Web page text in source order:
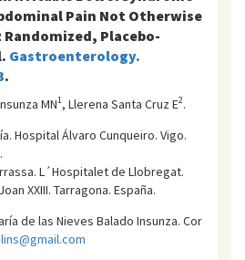
Pain Not Otherwise
Randomized, Placebo-
Gastroenterology.
.
MN1, Llerena Santa Cruz E2.
Hospital Álvaro Cunqueiro. Vigo.
L´Hospitalet de Llobregat.
XXIII. Tarragona. España.
de las Nieves Balado Insunza. Cor